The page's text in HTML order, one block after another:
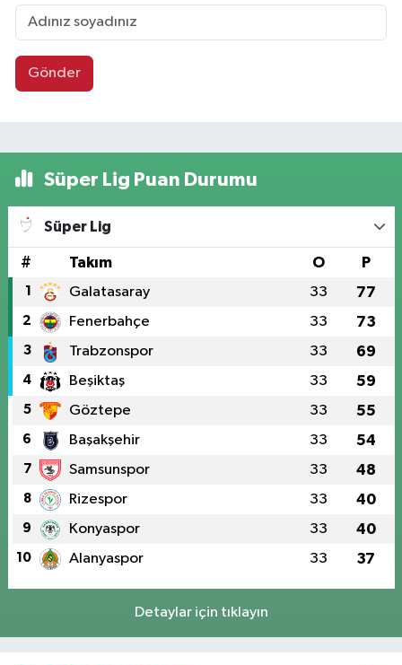
Gönder
Süper Lig Puan Durumu
Süper Lig
# Takım O P
1 Galatasaray 33 77
2 Fenerbahçe 33 73
3 Trabzonspor 33 69
4 Beşiktaş 33 59
5 Göztepe 33 55
6 Başakşehir 33 54
7 Samsunspor 33 48
8 Rizespor 33 40
9 Konyaspor 33 40
10 Alanyaspor 33 37
Detaylar için tıklayın